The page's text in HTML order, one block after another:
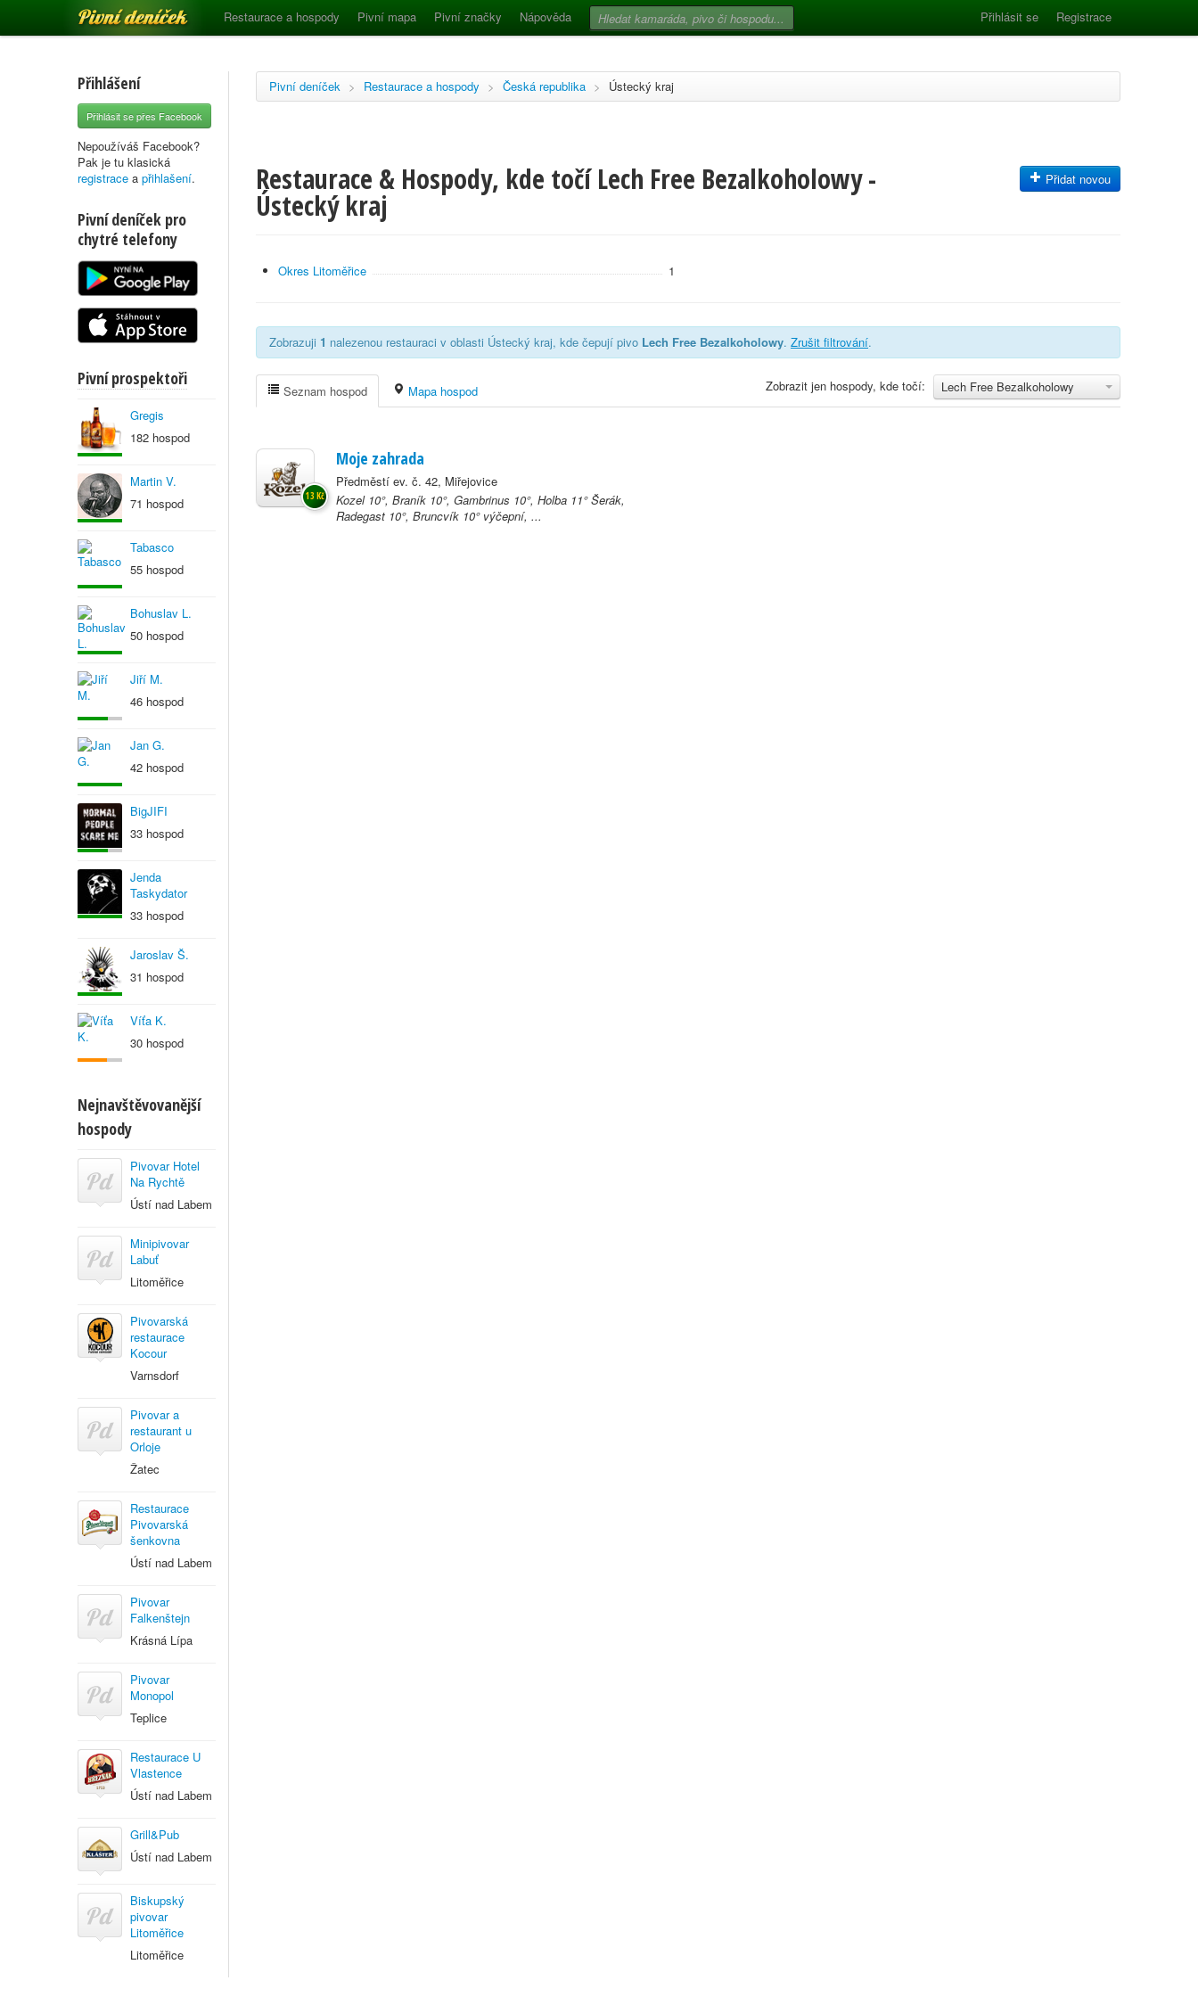
Pivní deníček Restaurace a hospody Pivní mapa Pivní značky Nápověda Přihlásit se Registrace
Přihlášení
Přihlásit se přes Facebook
Nepoužíváš Facebook?
Pak je tu klasická
registrace a přihlašení.
Pivní deníček pro
chytré telefony
Pivní prospektoři
Gregis
182 hospod
Martin V.
71 hospod
Tabasco
55 hospod
Bohuslav L.
50 hospod
Jiří M.
46 hospod
Jan G.
42 hospod
BigJIFI
33 hospod
Jenda
Taskydator
33 hospod
Jaroslav Š.
31 hospod
Víťa K.
30 hospod
Nejnavštěvovanější
hospody
Pivovar Hotel
Na Rychtě
Ústí nad Labem
Minipivovar
Labuť
Litoměřice
Pivovarská
restaurace
Kocour
Varnsdorf
Pivovar a
restaurant u
Orloje
Žatec
Restaurace
Pivovarská
šenkovna
Ústí nad Labem
Pivovar
Falkenštejn
Krásná Lípa
Pivovar
Monopol
Teplice
Restaurace U
Vlastence
Ústí nad Labem
Grill&Pub
Ústí nad Labem
Biskupský
pivovar
Litoměřice
Litoměřice
Pivní deníček > Restaurace a hospody > Česká republika > Ústecký kraj
Restaurace & Hospody, kde točí Lech Free Bezalkoholowy -
Ústecký kraj
Přidat novou
Okres Litoměřice 1
Zobrazuji 1 nalezenou restauraci v oblasti Ústecký kraj, kde čepují pivo Lech Free Bezalkoholowy. Zrušit filtrování.
Lech Free Bezalkoholowy
Zobrazit jen hospody, kde točí:
Seznam hospod Mapa hospod
Moje zahrada
Předměstí ev. č. 42, Miřejovice
Kozel 10°, Braník 10°, Gambrinus 10°, Holba 11° Šerák,
Radegast 10°, Bruncvík 10° výčepní, ...
13 Kč